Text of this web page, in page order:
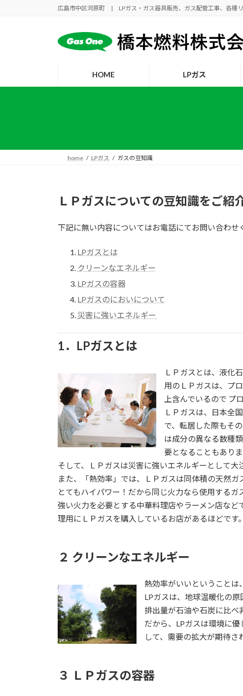
キ
に
広島市中区河原町 | LPガス・ガス器具販売、ガス配管工事、各種
HOME LPガス
home LPガス ガスの豆知識
ＬＰガスについての豆知識をご紹
下記に無い内容についてはお電話にてお問い合わせ
LPガスとは
クリーンなエネルギー
LPガスの容器
LPガスのにおいについて
災害に強いエネルギー
1．LPガスとは
ＬＰガスとは、液化
用のＬＰガスは、プ
上含んでいるので プ
ＬＰガスは、日本全
で、転居した際もそ
は成分の異なる数種
要となることもありま
そして、ＬＰガスは災害に強いエネルギーとして大
また、「熱効率」では、ＬＰガスは同体積の天然
とてもハイパワー！だから同じ火力なら使用するガ
強い火力を必要とする中華料理店やラーメン店な
理用にＬＰガスを購入しているお店があるほどです。
２ クリーンなエネルギー
熱効率がいいということは
LPガスは、地球温暖化の
排出量が石油や石炭に比べ
だから、LPガスは環境に
して、需要の拡大が期待さ
３ ＬＰガスの容器